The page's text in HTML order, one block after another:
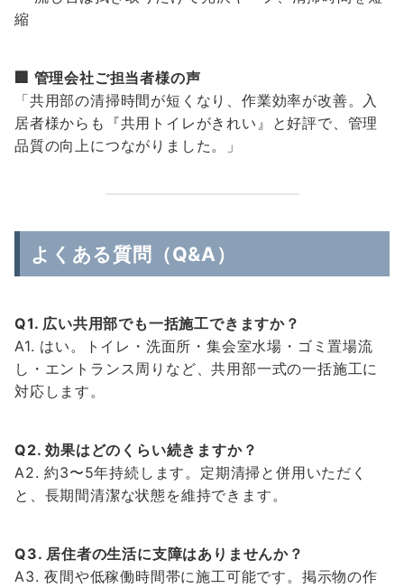
縮
🏢 管理会社ご担当者様の声
「共用部の清掃時間が短くなり、作業効率が改善。入
居者様からも『共用トイレがきれい』と好評で、管理
品質の向上につながりました。」
よくある質問（Q&A）
Q1. 広い共用部でも一括施工できますか？
A1. はい。トイレ・洗面所・集会室水場・ゴミ置場流
し・エントランス周りなど、共用部一式の一括施工に
対応します。
Q2. 効果はどのくらい続きますか？
A2. 約3〜5年持続します。定期清掃と併用いただく
と、長期間清潔な状態を維持できます。
Q3. 居住者の生活に支障はありませんか？
A3. 夜間や低稼働時間帯に施工可能です。掲示物の作